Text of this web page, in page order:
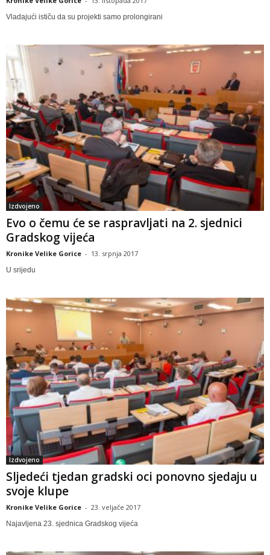
Vladajući ističu da su projekti samo prolongirani
Izdvojeno
Evo o čemu će se raspravljati na 2. sjednici
Gradskog vijeća
Kronike Velike Gorice - 13. srpnja 2017
U srijedu
Izdvojeno
Sljedeći tjedan gradski oci ponovno sjedaju u
svoje klupe
Kronike Velike Gorice - 23. veljače 2017
Najavljena 23. sjednica Gradskog vijeća